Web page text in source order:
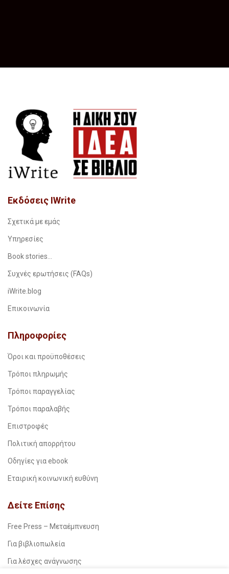
Εκδόσεις IWrite
Σχετικά με εμάς
Υπηρεσίες
Book stories…
Συχνές ερωτήσεις (FAQs)
iWrite.blog
Επικοινωνία
Πληροφορίες
Όροι και προϋποθέσεις
Τρόποι πληρωμής
Τρόποι παραγγελίας
Τρόποι παραλαβής
Επιστροφές
Πολιτική απορρήτου
Οδηγίες για ebook
Εταιρική κοινωνική ευθύνη
Δείτε Επίσης
Free Press – Μεταέμπνευση
Για βιβλιοπωλεία
Για λέσχες ανάγνωσης